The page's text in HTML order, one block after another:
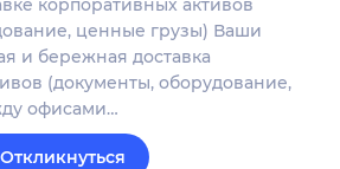
корпоративных активов
ценные грузы) Ваши
и бережная доставка
(документы, оборудование,
офисами…
Откликнуться